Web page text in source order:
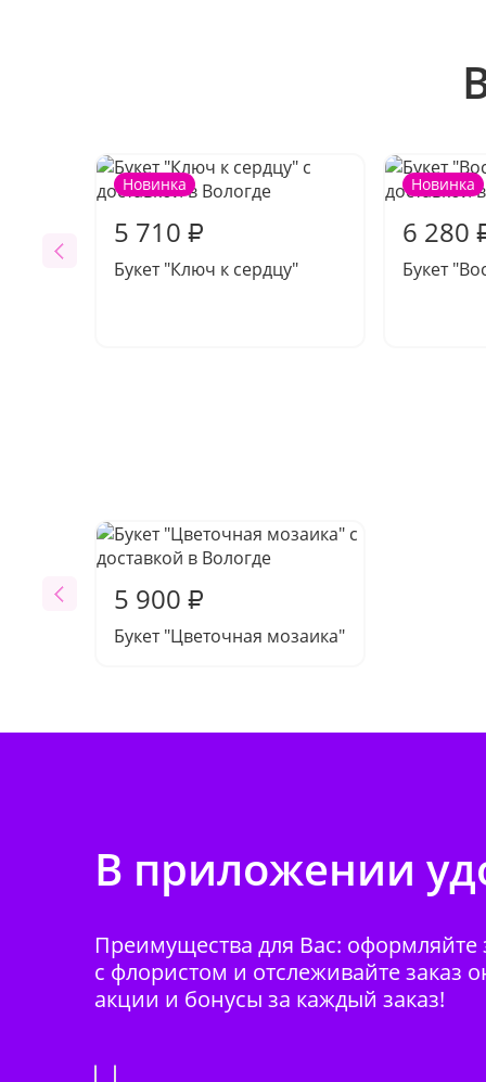
Новинка
5 710 ₽
Букет "Ключ к сердцу"
Новинка
6 280
Букет
5 900 ₽
Букет "Цветочная мозаика"
В приложении
Преимущества для Вас: оформляйте
с флористом и отслеживайте заказ
акции и бонусы за каждый заказ!